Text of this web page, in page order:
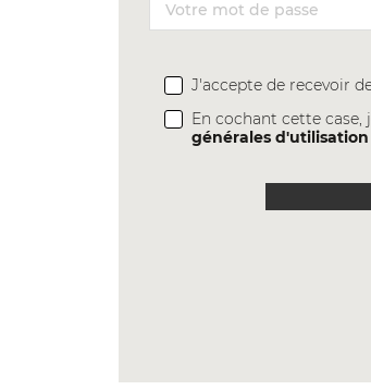
J'accepte de recevoir
En cochant cette
générales d'utilisation